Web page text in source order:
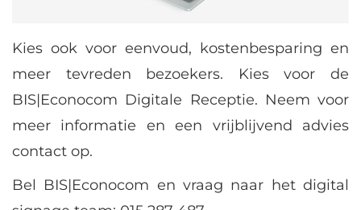
Kies ook voor eenvoud, kostenbesparing en
meer tevreden bezoekers. Kies voor de
BIS|Econocom Digitale Receptie. Neem voor
meer informatie en een vrijblijvend advies
contact op.
Bel BIS|Econocom en vraag naar het digital